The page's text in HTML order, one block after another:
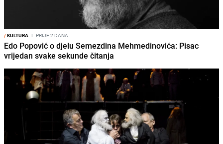
/KULTURA I PRIJE 2 DANA
Edo Popović o djelu Semezdina Mehmedinovića: Pisac
vrijedan svake sekunde čitanja